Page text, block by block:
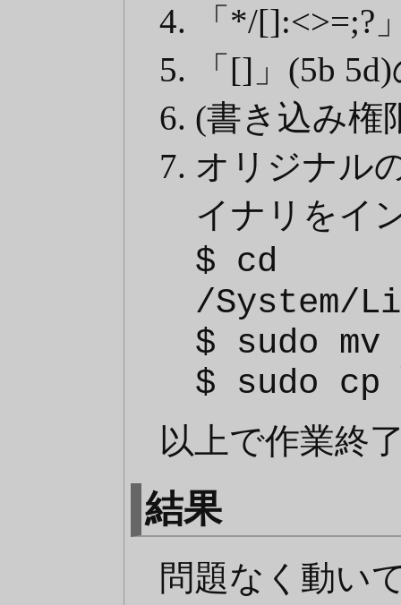
「*/[]:<>=;?
「[]」(5b
(書き込み権
オリジナル
イナリをイ
$ cd
/System/
$ sudo
$ sudo
以上で作業終
結果
問題なく動い